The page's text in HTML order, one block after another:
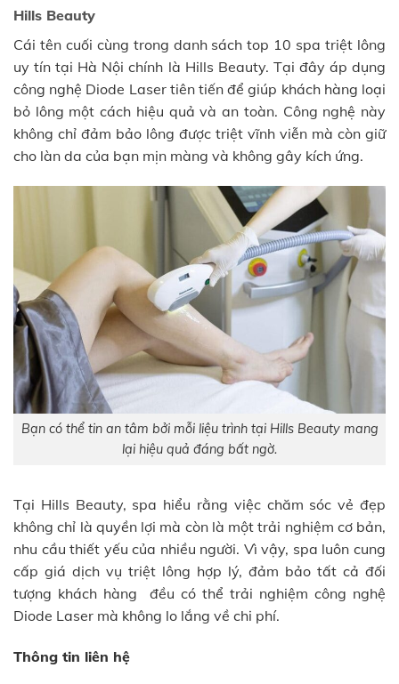
Hills Beauty
Cái tên cuối cùng trong danh sách top 10 spa triệt lông
uy tín tại Hà Nội chính là Hills Beauty. Tại đây áp dụng
công nghệ Diode Laser tiên tiến để giúp khách hàng loại
bỏ lông một cách hiệu quả và an toàn. Công nghệ này
không chỉ đảm bảo lông được triệt vĩnh viễn mà còn giữ
cho làn da của bạn mịn màng và không gây kích ứng.
Bạn có thể tin an tâm bởi mỗi liệu trình tại Hills Beauty mang
lại hiệu quả đáng bất ngờ.
Tại Hills Beauty, spa hiểu rằng việc chăm sóc vẻ đẹp
không chỉ là quyền lợi mà còn là một trải nghiệm cơ bản,
nhu cầu thiết yếu của nhiều người. Vì vậy, spa luôn cung
cấp giá dịch vụ triệt lông hợp lý, đảm bảo tất cả đối
tượng khách hàng đều có thể trải nghiệm công nghệ
Diode Laser mà không lo lắng về chi phí.
Thông tin liên hệ